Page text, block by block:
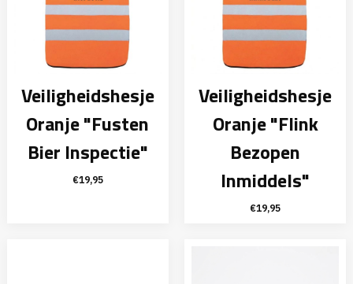
Veiligheidshesje
Oranje "Fusten
Bier Inspectie"
€19,95
Veiligheidshesje
Oranje "Flink
Bezopen
Inmiddels"
€19,95